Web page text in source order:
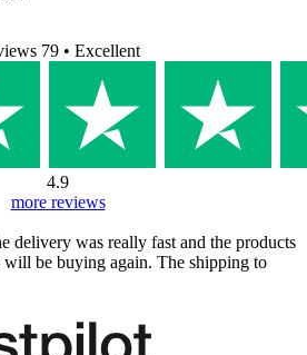
79 • Excellent
4.9
more reviews
delivery was really fast and the products
be buying again. The shipping to